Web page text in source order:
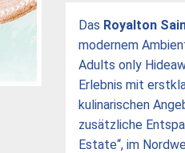
Das Royalton
modernem
Adults only
Erlebnis mit
kulinarischen
zusätzliche
Estate“, im